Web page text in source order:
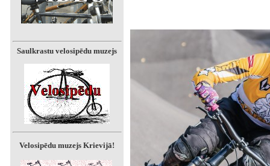
Saulkrastu velosipēdu muzejs
Velosipēdu muzejs Krievijā!